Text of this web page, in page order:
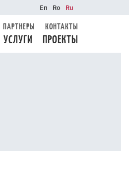
En Ro Ru
ПАРТНЕРЫ КОНТАКТЫ
УСЛУГИ ПРОЕКТЫ